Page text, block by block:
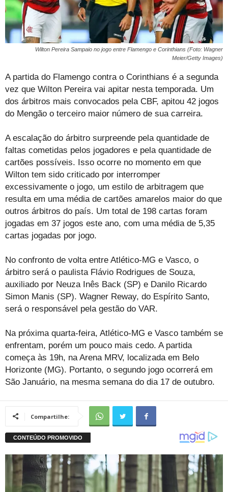
Wilton Pereira Sampaio no jogo entre Flamengo e Corinthians (Foto: Wagner
Meier/Getty Images)
A partida do Flamengo contra o Corinthians é a segunda
vez que Wilton Pereira vai apitar nesta temporada. Um
dos árbitros mais convocados pela CBF, apitou 42 jogos
do Mengão o terceiro maior número de sua carreira.
A escalação do árbitro surpreende pela quantidade de
faltas cometidas pelos jogadores e pela quantidade de
cartões possíveis. Isso ocorre no momento em que
Wilton tem sido criticado por interromper
excessivamente o jogo, um estilo de arbitragem que
resulta em uma média de cartões amarelos maior do que
outros árbitros do país. Um total de 198 cartas foram
jogadas em 37 jogos este ano, com uma média de 5,35
cartas jogadas por jogo.
No confronto de volta entre Atlético-MG e Vasco, o
árbitro será o paulista Flávio Rodrigues de Souza,
auxiliado por Neuza Inês Back (SP) e Danilo Ricardo
Simon Manis (SP). Wagner Reway, do Espírito Santo,
será o responsável pela gestão do VAR.
Na próxima quarta-feira, Atlético-MG e Vasco também se
enfrentam, porém um pouco mais cedo. A partida
começa às 19h, na Arena MRV, localizada em Belo
Horizonte (MG). Portanto, o segundo jogo ocorrerá em
São Januário, na mesma semana do dia 17 de outubro.
Compartilhe: